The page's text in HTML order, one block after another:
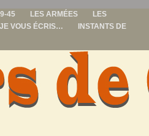
45 LES ARMÉES
LES
JE VOUS ÉCRIS…
INSTANTS DE
de